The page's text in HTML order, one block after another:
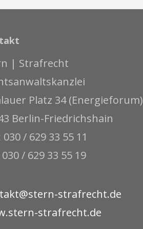
| Strafrecht
Platz 34 (Energieforum)
Berlin-Friedrichshain
030 / 629 33 55 11
030 / 629 33 55 19
strafrecht.de
strafrecht.de